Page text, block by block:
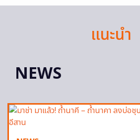
แนะนำ
NEWS